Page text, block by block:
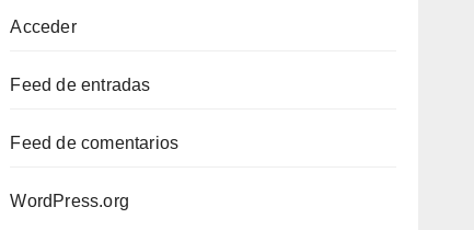
Acceder
Feed de entradas
Feed de comentarios
WordPress.org